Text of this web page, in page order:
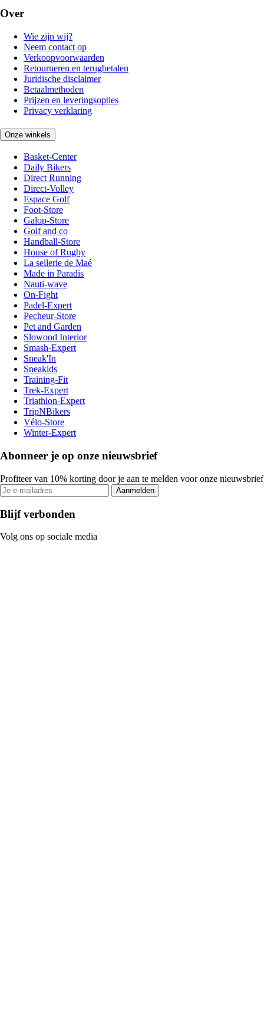
Over
Wie zijn wij?
Neem contact op
Verkoopvoorwaarden
Retourneren en terugbetalen
Juridische disclaimer
Betaalmethoden
Prijzen en leveringsopties
Privacy verklaring
Onze winkels
Basket-Center
Daily Bikers
Direct Running
Direct-Volley
Espace Golf
Foot-Store
Galop-Store
Golf and co
Handball-Store
House of Rugby
La sellerie de Maé
Made in Paradis
Nauti-wave
On-Fight
Padel-Expert
Pecheur-Store
Pet and Garden
Slowood Interior
Smash-Expert
Sneak'In
Sneakids
Training-Fit
Trek-Expert
Triathlon-Expert
TripNBikers
Vélo-Store
Winter-Expert
Abonneer je op onze nieuwsbrief
Profiteer van 10% korting door je aan te melden voor onze nieuwsbrief
Aanmelden
Blijf verbonden
Volg ons op sociale media